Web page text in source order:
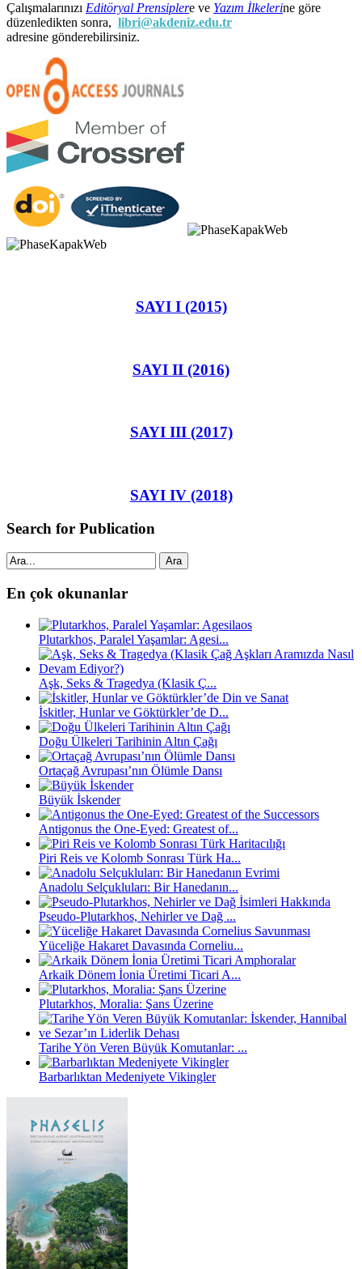
Çalışmalarınızı Editöryal Prensiplere ve Yazım İlkelerine göre
düzenledikten sonra, libri@akdeniz.edu.tr
adresine gönderebilirsiniz.
SAYI I (2015)
SAYI II (2016)
SAYI III (2017)
SAYI IV (2018)
Search for Publication
Ara
En çok okunanlar
Plutarkhos, Paralel Yaşamlar: Agesi...
Aşk, Seks & Tragedya (Klasik Ç...
İskitler, Hunlar ve Göktürkler’de D...
Doğu Ülkeleri Tarihinin Altın Çağı
Ortaçağ Avrupası’nın Ölümle Dansı
Büyük İskender
Antigonus the One-Eyed: Greatest of...
Piri Reis ve Kolomb Sonrası Türk Ha...
Anadolu Selçukluları: Bir Hanedanın...
Pseudo-Plutarkhos, Nehirler ve Dağ ...
Yüceliğe Hakaret Davasında Corneliu...
Arkaik Dönem İonia Üretimi Ticari A...
Plutarkhos, Moralia: Şans Üzerine
Tarihe Yön Veren Büyük Komutanlar: ...
Barbarlıktan Medeniyete Vikingler